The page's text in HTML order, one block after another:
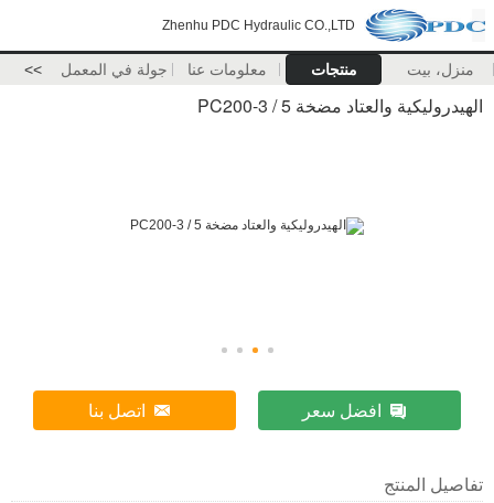
Zhenhu PDC Hydraulic CO.,LTD
منزل، بيت منتجات معلومات عنا جولة في المعمل >>
الهيدروليكية والعتاد مضخة PC200-3 / 5
افضل سعر اتصل بنا
تفاصيل المنتج